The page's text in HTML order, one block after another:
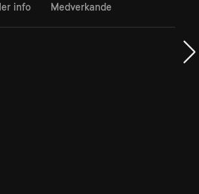
info Medverkande